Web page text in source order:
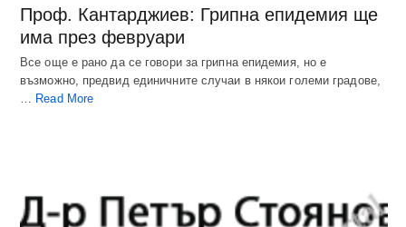
Проф. Кантарджиев: Грипна епидемия ще
има през февруари
Все още е рано да се говори за грипна епидемия, но е
възможно, предвид единичните случаи в някои големи градове,
… Read More